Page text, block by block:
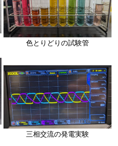
色とりどりの試験管
三相交流の発電実験